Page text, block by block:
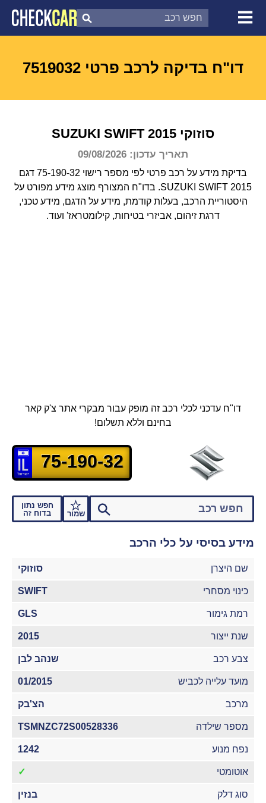
צ'ק קאר
דוח בדיקת רכב
דו"ח בדיקה לרכב פרטי 7519032
סוזוקי SUZUKI SWIFT 2015
תאריך עדכון: 09/08/2026
בדיקת מידע על רכב פרטי לפי מספר רישוי 75-190-32 דגם
SUZUKI SWIFT 2015. בדו"ח המצורף מוצג מידע מפורט על
היסטוריית הרכב, בעלות קודמת, מידע על הדגם, מידע טכני,
דרגת זיהום, אביזרי בטיחות, קילומטראז' ועוד.
דו"ח עדכני לכלי רכב זה מופק עבור מבקרי אתר צ'ק קאר
בחינם וללא תשלום!
שמור
חפש נתון
בדוח זה
75-190-32
מידע בסיסי על כלי הרכב
שם היצרן סוזוקי
כינוי מסחרי SWIFT
רמת גימור GLS
שנת ייצור 2015
צבע רכב שנהב לבן
מועד עלייה לכביש 01/2015
מרכב הצ'בק
מספר שילדה TSMNZC72S00528336
נפח מנוע 1242
אוטומטי ✓
סוג דלק בנזין